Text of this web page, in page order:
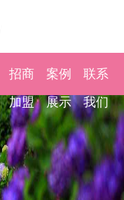
招商
加盟
案例
展示
联系
我们